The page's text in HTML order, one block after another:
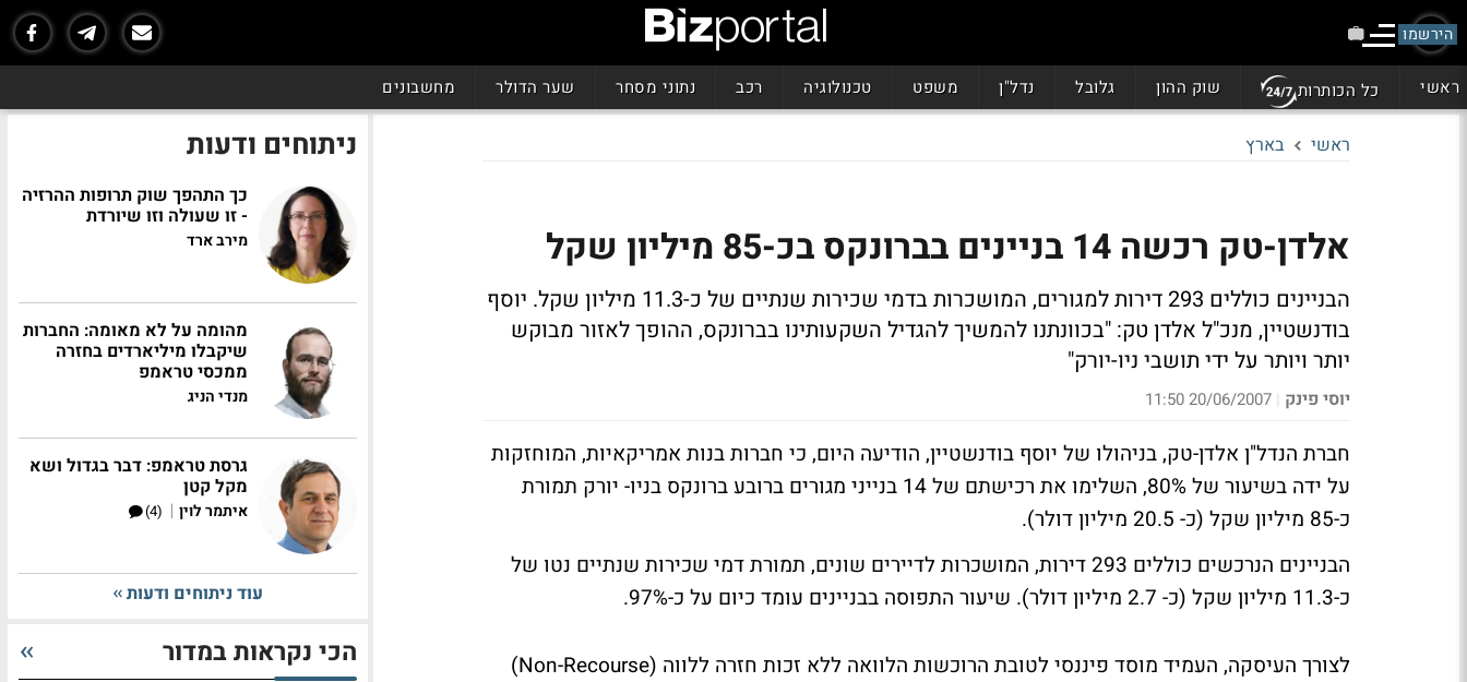
הירשמו
ראשי כל הכותרות שוק ההון גלובל נדל"ן משפט טכנולוגיה רכב נתוני מסחר שער הדולר מחשבונים
ראשי בארץ
אלדן-טק רכשה 14 בניינים בברונקס בכ-85 מיליון שקל
הבניינים כוללים 293 דירות למגורים, המושכרות בדמי שכירות שנתיים של כ-11.3 מיליון שקל. יוסף
בודנשטיין, מנכ"ל אלדן טק: "בכוונתנו להמשיך להגדיל השקעותינו בברונקס, ההופך לאזור מבוקש
יותר ויותר על ידי תושבי ניו-יורק"
יוסי פינק |
20/06/2007 11:50
חברת הנדל"ן אלדן-טק, בניהולו של יוסף בודנשטיין, הודיעה היום, כי חברות בנות אמריקאיות, המוחזקות
על ידה בשיעור של 80%, השלימו את רכישתם של 14 בנייני מגורים ברובע ברונקס בניו- יורק תמורת
כ-85 מיליון שקל (כ- 20.5 מיליון דולר).
הבניינים הנרכשים כוללים 293 דירות, המושכרות לדיירים שונים, תמורת דמי שכירות שנתיים נטו של
כ-11.3 מיליון שקל (כ- 2.7 מיליון דולר). שיעור התפוסה בבניינים עומד כיום על כ-97%.
לצורך העיסקה, העמיד מוסד פיננסי לטובת הרוכשות הלוואה ללא זכות חזרה ללווה (Non-Recourse)
ניתוחים ודעות
כך התהפך שוק תרופות ההרזיה
- זו שעולה וזו שיורדת
מירב ארד
מהומה על לא מאומה: החברות
שיקבלו מיליארדים בחזרה
ממכסי טראמפ
מנדי הניג
גרסת טראמפ: דבר בגדול ושא
מקל קטן
איתמר לוין |
(4)
עוד ניתוחים ודעות
הכי נקראות במדור